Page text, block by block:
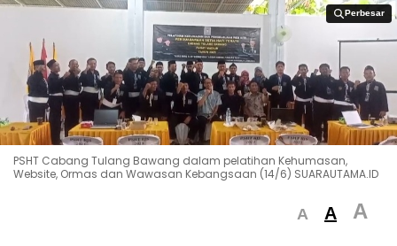
Perbesar
Perbesar
PSHT Cabang Tulang Bawang dalam pelatihan Kehumasan,
Website, Ormas dan Wawasan Kebangsaan (14/6) SUARAUTAMA.ID
A A A